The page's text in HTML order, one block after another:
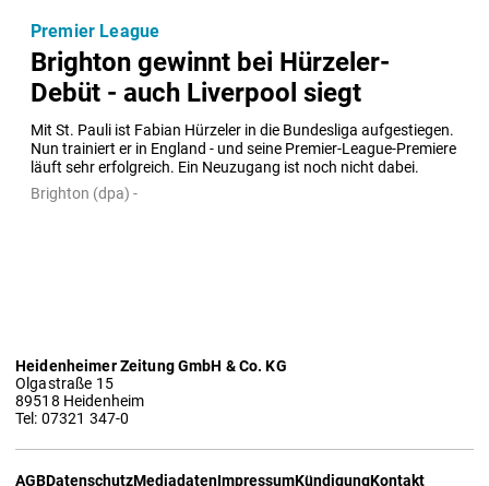
Brighton gewinnt bei Hürzeler-
Debüt - auch Liverpool siegt
Mit St. Pauli ist Fabian Hürzeler in die Bundesliga aufgestiegen.
Nun trainiert er in England - und seine Premier-League-Premiere
läuft sehr erfolgreich. Ein Neuzugang ist noch nicht dabei.
Premier League
Brighton (dpa) -
Heidenheimer Zeitung GmbH & Co. KG
Olgastraße 15
89518 Heidenheim
Tel: 07321 347-0
AGBDatenschutzMediadatenImpressumKündigungKontakt